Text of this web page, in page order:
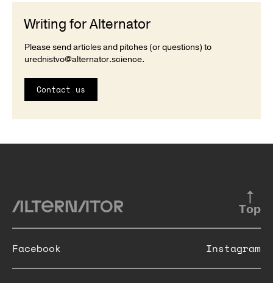
Writing for Alternator
Please send articles and pitches (or questions) to
urednistvo@alternator.science.
Contact us
Top
Facebook Instagram